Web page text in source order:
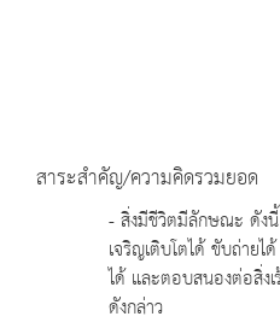
สาระสำคัญ/ความคิดรวมยอด
- สิ่งมีชีวิตมีลักษณะ ดังนี้
เจริญเติบโตได้ ขับถ่าย
ได้ และตอบสนองต่อสิ่ง
ดังกล่าว